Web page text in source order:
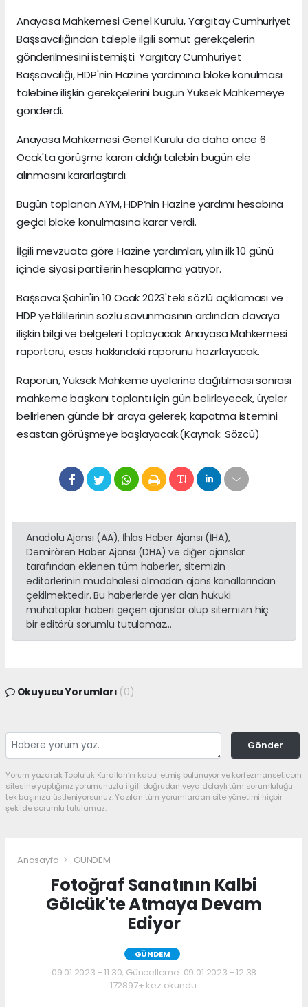
Anayasa Mahkemesi Genel Kurulu, Yargıtay Cumhuriyet
Başsavcılığından taleple ilgili somut gerekçelerin
gönderilmesini istemişti. Yargıtay Cumhuriyet
Başsavcılığı, HDP'nin Hazine yardımına bloke konulması
talebine ilişkin gerekçelerini bugün Yüksek Mahkemeye
gönderdi.
Anayasa Mahkemesi Genel Kurulu da daha önce 6
Ocak'ta görüşme kararı aldığı talebin bugün ele
alınmasını kararlaştırdı.
Bugün toplanan AYM, HDP’nin Hazine yardımı hesabına
geçici bloke konulmasına karar verdi.
İlgili mevzuata göre Hazine yardımları, yılın ilk 10 günü
içinde siyasi partilerin hesaplarına yatıyor.
Başsavcı Şahin'in 10 Ocak 2023'teki sözlü açıklaması ve
HDP yetkililerinin sözlü savunmasının ardından davaya
ilişkin bilgi ve belgeleri toplayacak Anayasa Mahkemesi
raportörü, esas hakkındaki raporunu hazırlayacak.
Raporun, Yüksek Mahkeme üyelerine dağıtılması sonrası
mahkeme başkanı toplantı için gün belirleyecek, üyeler
belirlenen günde bir araya gelerek, kapatma istemini
esastan görüşmeye başlayacak.(Kaynak: Sözcü)
Anadolu Ajansı (AA), İhlas Haber Ajansı (İHA),
Demirören Haber Ajansı (DHA) ve diğer ajanslar
tarafından eklenen tüm haberler, sitemizin
editörlerinin müdahalesi olmadan ajans kanallarından
çekilmektedir. Bu haberlerde yer alan hukuki
muhataplar haberi geçen ajanslar olup sitemizin hiç
bir editörü sorumlu tutulamaz...
Okuyucu Yorumları (0)
Gönder
Yorum yazarak Topluluk Kuralları’nı kabul etmiş bulunuyor ve korfezmanset.com
sitesine yaptığınız yorumunuzla ilgili doğrudan veya dolaylı tüm sorumluluğu
tek başınıza üstleniyorsunuz. Yazılan tüm yorumlardan site yönetimi hiçbir
şekilde sorumlu tutulamaz.
Anasayfa GÜNDEM
Fotoğraf Sanatının Kalbi
Gölcük'te Atmaya Devam
Ediyor
GÜNDEM
09.01.2023 - 11:30, Güncelleme: 09.01.2023 - 12:38
172897+ kez okundu.